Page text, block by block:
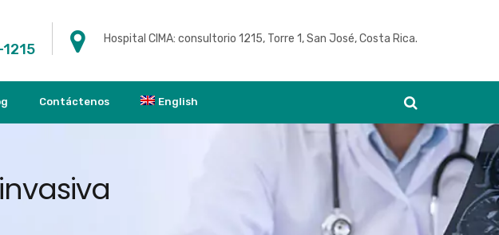
Hospital CIMA: consultorio 1215, Torre 1, San José, Costa Rica.
Contáctenos English